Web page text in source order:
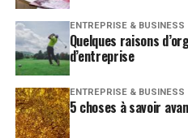
ENTREPRISE & BUSINESS
Quelques raisons
d’entreprise
ENTREPRISE & BUSINESS
5 choses à savoir